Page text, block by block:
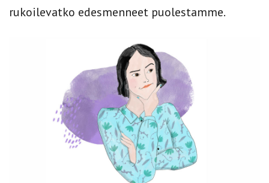
rukoilevatko edesmenneet puolestamme.